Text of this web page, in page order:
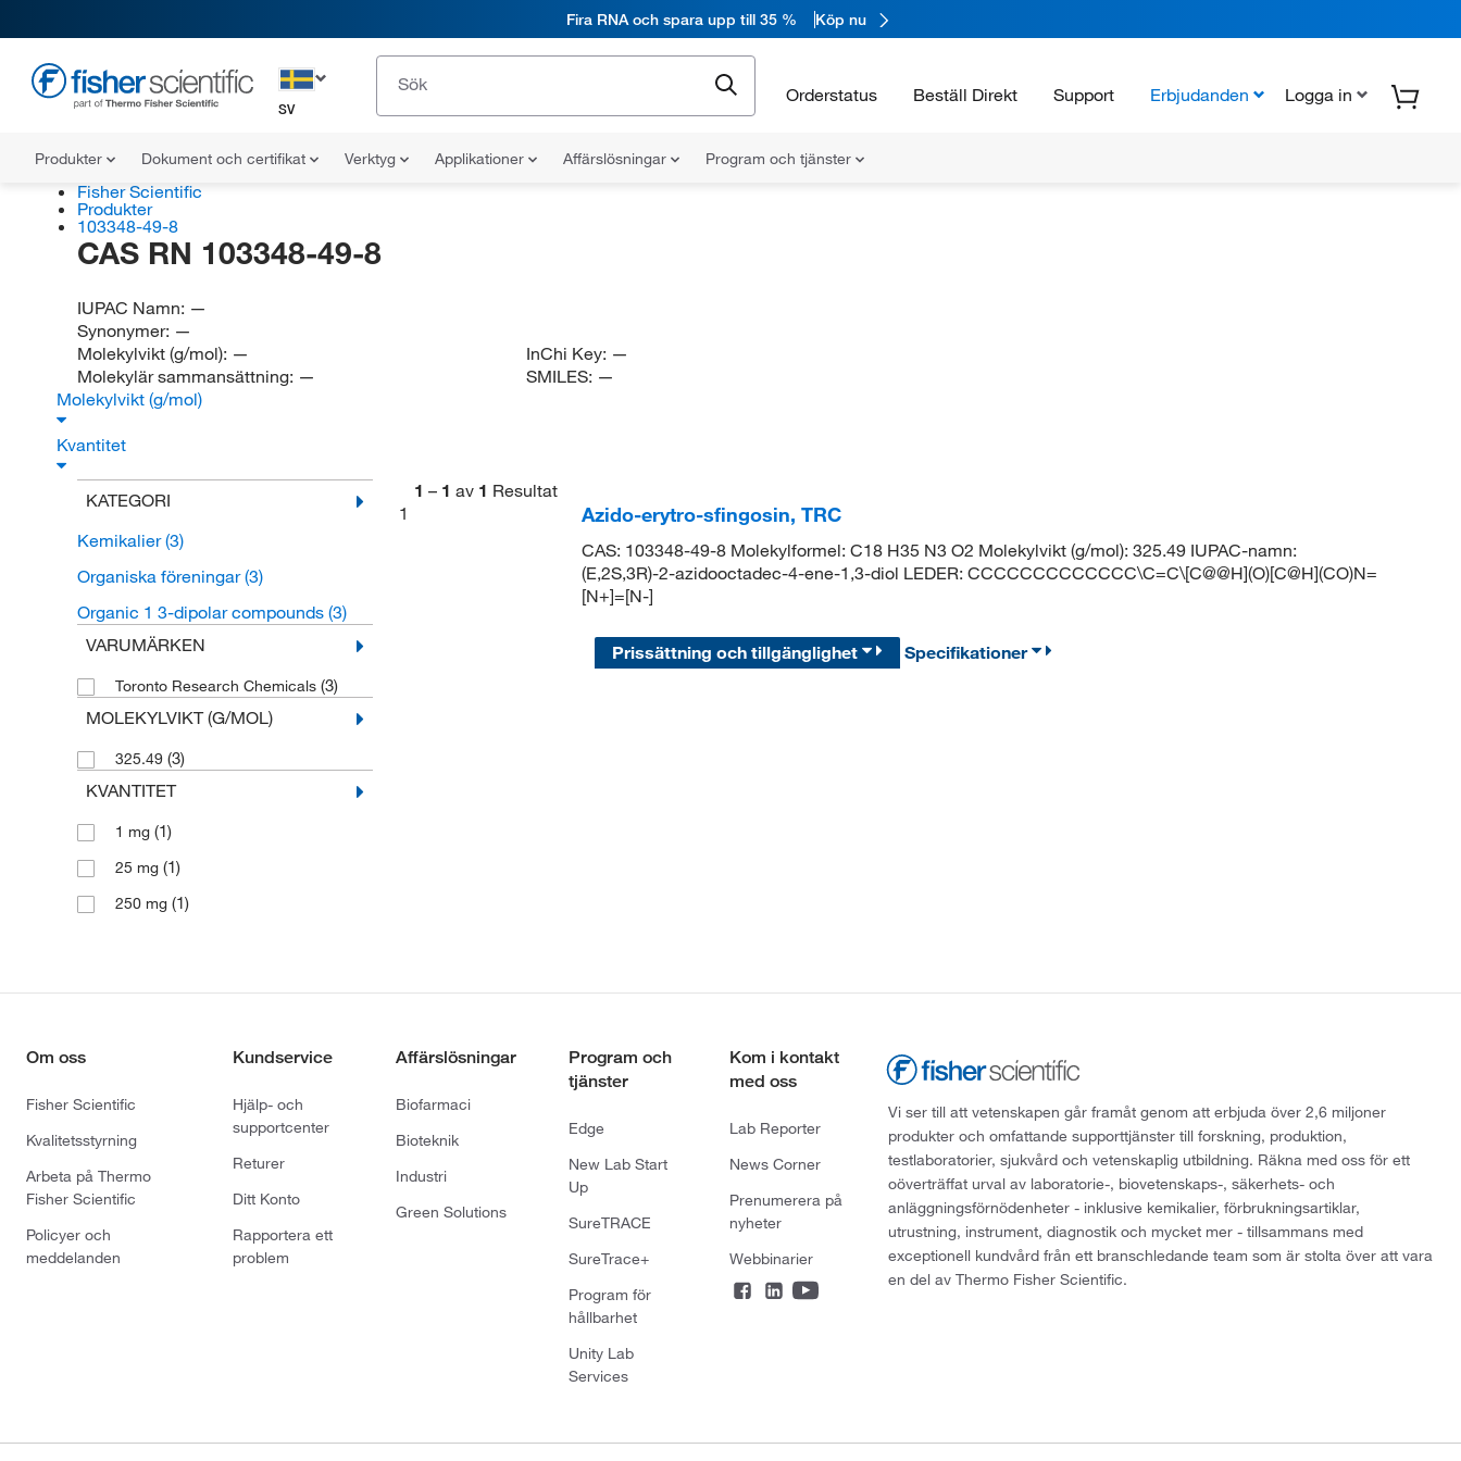
Fira RNA och spara upp till 35 % Köp nu
SV
Orderstatus Beställ Direkt Support Erbjudanden Logga in
Produkter Dokument och certifikat Verktyg Applikationer Affärslösningar Program och tjänster
Fisher Scientific
Produkter
103348-49-8
CAS RN 103348-49-8
IUPAC Namn: —
Synonymer: —
Molekylvikt (g/mol): —
Molekylär sammansättning: —
InChi Key: —
SMILES: —
Molekylvikt (g/mol)
Kvantitet
KATEGORI
Kemikalier(3)
Organiska föreningar(3)
Organic 1 3-dipolar compounds (3)
VARUMÄRKEN
Toronto Research Chemicals (3)
MOLEKYLVIKT (G/MOL)
325.49 (3)
KVANTITET
1 mg (1)
25 mg (1)
250 mg (1)
1 – 1 av 1 Resultat
1
Azido-erytro-sfingosin, TRC
CAS: 103348-49-8 Molekylformel: C18 H35 N3 O2 Molekylvikt (g/mol): 325.49 IUPAC-namn:
(E,2S,3R)-2-azidooctadec-4-ene-1,3-diol LEDER: CCCCCCCCCCCCC\C=C\[C@@H](O)[C@H](CO)N=
[N+]=[N-]
Prissättning och tillgänglighet Specifikationer
Om oss
Fisher Scientific
Kvalitetsstyrning
Arbeta på Thermo
Fisher Scientific
Policyer och
meddelanden
Kundservice
Hjälp- och
supportcenter
Returer
Ditt Konto
Rapportera ett
problem
Affärslösningar
Biofarmaci
Bioteknik
Industri
Green Solutions
Program och
tjänster
Edge
New Lab Start
Up
SureTRACE
SureTrace+
Program för
hållbarhet
Unity Lab
Services
Kom i kontakt
med oss
Lab Reporter
News Corner
Prenumerera på
nyheter
Webbinarier
Vi ser till att vetenskapen går framåt genom att erbjuda över 2,6 miljoner
produkter och omfattande supporttjänster till forskning, produktion,
testlaboratorier, sjukvård och vetenskaplig utbildning. Räkna med oss för ett
oöverträffat urval av laboratorie-, biovetenskaps-, säkerhets- och
anläggningsförnödenheter - inklusive kemikalier, förbrukningsartiklar,
utrustning, instrument, diagnostik och mycket mer - tillsammans med
exceptionell kundvård från ett branschledande team som är stolta över att vara
en del av Thermo Fisher Scientific.